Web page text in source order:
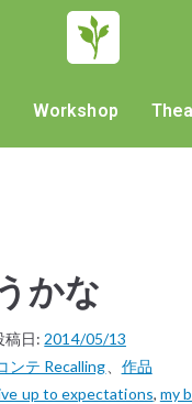
Workshop
かな
稿日: 2014/05/13
ンテ Recalling
作品
up to expectations, my